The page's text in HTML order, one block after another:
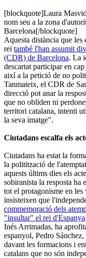
[blockquote]Laura
nom seu a la zona
Barcelona[/blockquote]
Aquesta distància que les
rei també l'han assumit
(CDR) de Barcelona. La
descartat participar en
així a la petició de no
Tanmateix, el CDR de
direcció pot anar la
que no obliden ni
territori catalana, intenti
la seva imatge".
Ciutadans escalfa els
Ciutadans ha estat la
la politització de
aquests últims dies els
sobiranista la resposta ha
tot el protagonisme en
insisteixen que
commemoració dels
"insultar" el rei d'Espanya
Inés Arrimadas, ha
espanyol, Pedro
davant les formacions i
catalans que no són